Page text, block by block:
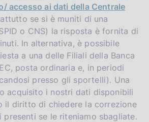
accesso ai dati della Centrale
se si è muniti di una
o CNS) la risposta è fornita di
In alternativa, è possibile
a una delle Filiali della Banca
posta ordinaria e, in periodi
presso gli sportelli). Una
acquisito i nostri dati disponibili
il diritto di chiedere la correzione
presenti se le riteniamo sbagliate.